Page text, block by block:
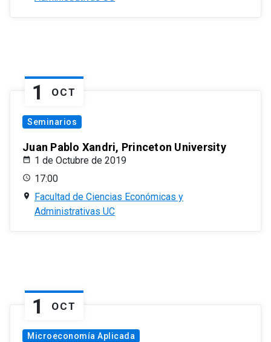
1 OCT
Seminarios
Juan Pablo Xandri, Princeton University
1 de Octubre de 2019
17:00
Facultad de Ciencias Económicas y
Administrativas UC
1 OCT
Microeconomía Aplicada